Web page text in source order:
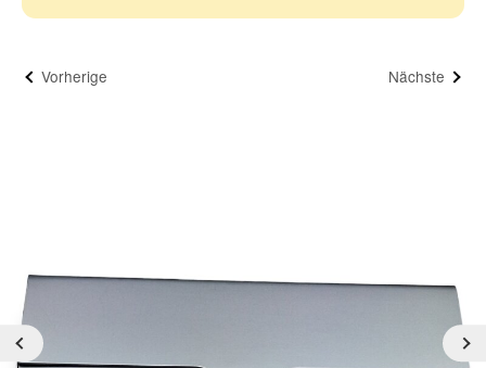
Vorherige Nächste